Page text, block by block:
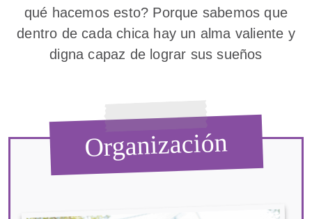
qué hacemos esto? Porque sabemos que
dentro de cada chica hay un alma valiente y
digna capaz de lograr sus sueños
Organización